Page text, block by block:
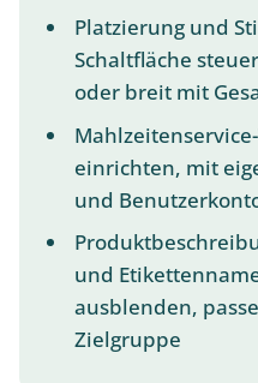
Platzierung und
Schaltfläche
oder breit mit
einrichten, mit
und
und
ausblenden,
Zielgruppe